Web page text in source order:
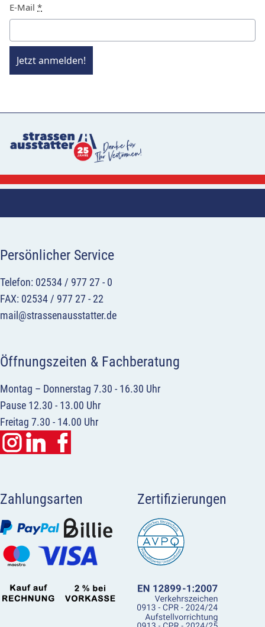
E-Mail *
Jetzt anmelden!
Persönlicher Service
Telefon: 02534 / 977 27 - 0
FAX: 02534 / 977 27 - 22
mail@strassenausstatter.de
Öffnungszeiten & Fachberatung
Montag – Donnerstag 7.30 - 16.30 Uhr
Pause 12.30 - 13.00 Uhr
Freitag 7.30 - 14.00 Uhr
Zahlungsarten Zertifizierungen